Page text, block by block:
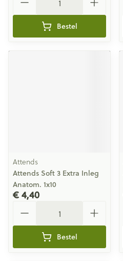
Bestel
Attends
Attends Soft 3 Extra Inleg
Anatom. 1x10
€ 4,40
Bestel